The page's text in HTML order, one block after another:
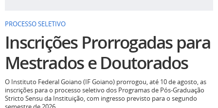
PROCESSO SELETIVO
Inscrições Prorrogadas para
Mestrados e Doutorados
O Instituto Federal Goiano (IF Goiano) prorrogou, até 10 de agosto, as
inscrições para o processo seletivo dos Programas de Pós-Graduação
Stricto Sensu da Instituição, com ingresso previsto para o segundo